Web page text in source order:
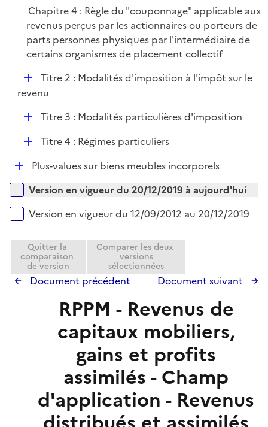
l
i
e
r
Chapitre 4 : Règle du "couponnage" applicable aux
revenus perçus par les actionnaires ou porteurs de
parts personnes physiques par l'intermédiaire de
certains organismes de placement collectif
D
é
r
Titre 2 : Modalités d'imposition à l'impôt sur le
revenu
D
l
e
Titre 3 : Modalités particulières d'imposition
D
p
l
i
e
Titre 4 : Régimes particuliers
D
é
p
e
r
Plus-values sur biens meubles incorporels
Versions sur la période
Version en vigueur du 20/12/2019 à aujourd'hui
Version en vigueur du 12/09/2012 au 20/12/2019
Quitter la
comparaison
de version
Comparer les deux
versions
sélectionnées
Document précédent Document suivant
RPPM - Revenus de
capitaux mobiliers,
gains et profits
assimilés - Champ
d'application - Revenus